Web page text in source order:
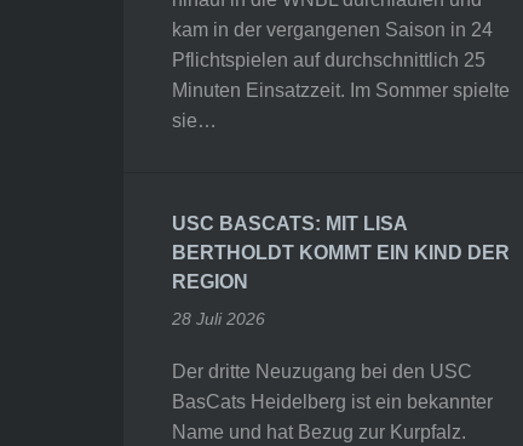
kam in der vergangenen Saison in 24
Pflichtspielen auf durchschnittlich 25
Minuten Einsatzzeit. Im Sommer spielte
sie…
USC BASCATS: MIT LISA
BERTHOLDT KOMMT EIN KIND DER
REGION
28 Juli 2026
Der dritte Neuzugang bei den USC
BasCats Heidelberg ist ein bekannter
Name und hat Bezug zur Kurpfalz.